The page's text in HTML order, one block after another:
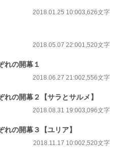
2018.01.25 10:003,626文字
2018.05.07 22:001,520文字
れの開幕１
2018.06.27 21:002,556文字
の開幕２【サラとサルメ】
2018.08.31 19:003,096文字
の開幕３【ユリア】
2018.11.17 10:002,520文字